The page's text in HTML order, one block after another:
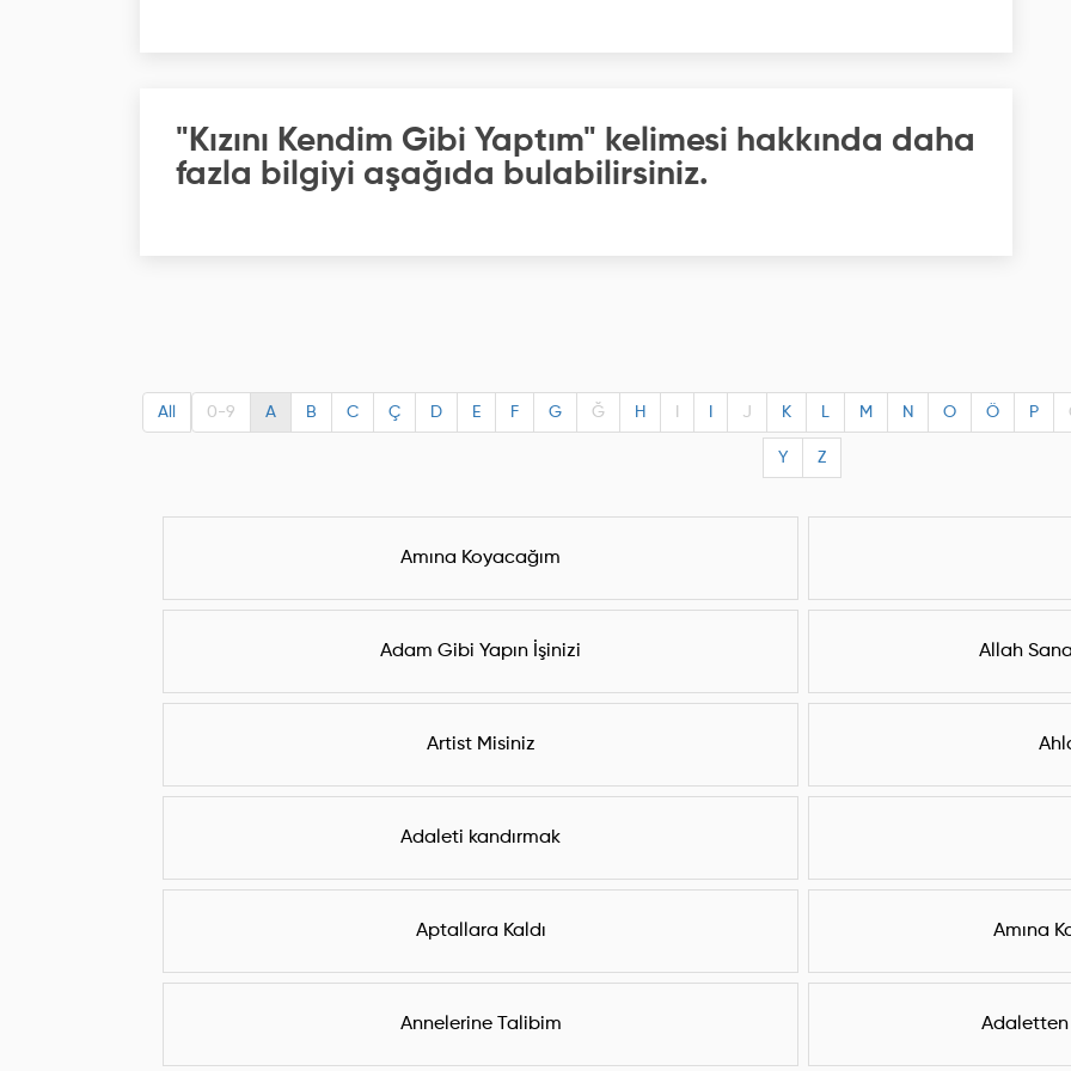
"Kızını Kendim Gibi Yaptım" kelimesi hakkında daha
fazla bilgiyi aşağıda bulabilirsiniz.
All 0-9 A B C Ç D E F G Ğ H J K L M N O Ö P
Y Z
Amına Koyacağım
Adam Gibi Yapın İşinizi Allah
Artist Misiniz
Adaleti kandırmak
Aptallara Kaldı Amına
Annelerine Talibim Adaletten